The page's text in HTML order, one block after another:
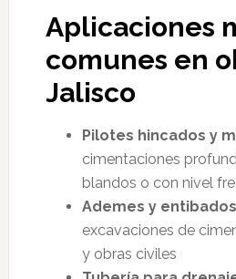
Aplicaciones
comunes en
Jalisco
Pilotes hincados y
cimentaciones
blandos o con nivel
Ademes y entibados
excavaciones de
y obras civiles